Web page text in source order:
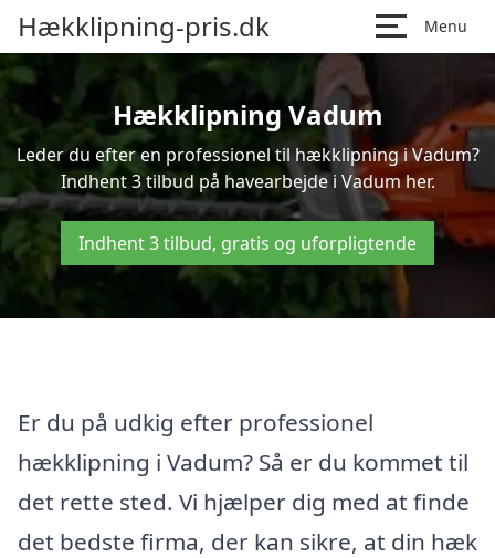
Hækklipning-pris.dk Menu
Hækklipning Vadum
Leder du efter en professionel til hækklipning i Vadum?
Indhent 3 tilbud på havearbejde i Vadum her.
Indhent 3 tilbud, gratis og uforpligtende
Er du på udkig efter professionel
hækklipning i Vadum? Så er du kommet til
det rette sted. Vi hjælper dig med at finde
det bedste firma, der kan sikre, at din hæk